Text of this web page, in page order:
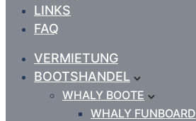
LINKS
FAQ
VERMIETUNG
BOOTSHANDEL
WHALY BOOTE
WHALY FUNBOARD